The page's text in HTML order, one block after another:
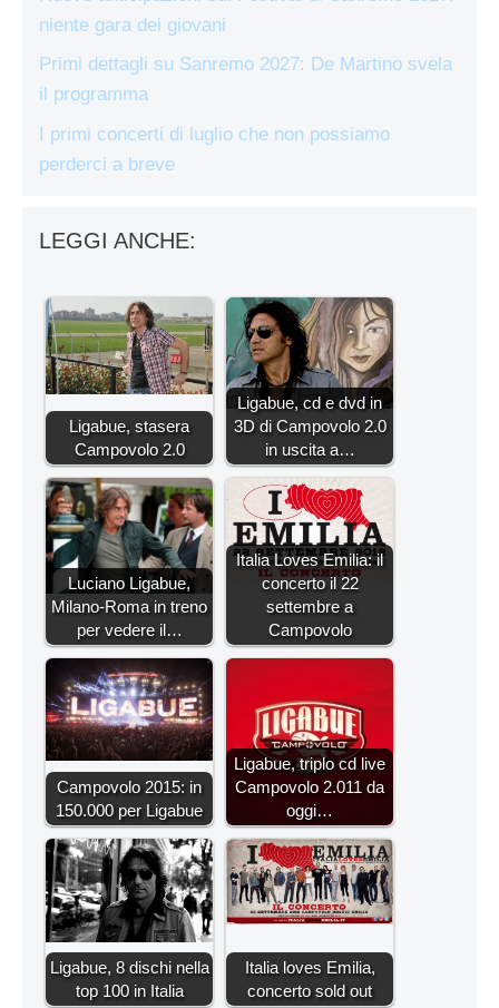
niente gara dei giovani
Primi dettagli su Sanremo 2027: De Martino svela
il programma
I primi concerti di luglio che non possiamo
perderci a breve
LEGGI ANCHE:
Ligabue, stasera
Campovolo 2.0
Ligabue, cd e dvd in
3D di Campovolo 2.0
in uscita a…
Luciano Ligabue,
Milano-Roma in treno
per vedere il…
Italia Loves Emilia: il
concerto il 22
settembre a
Campovolo
Campovolo 2015: in
150.000 per Ligabue
Ligabue, triplo cd live
Campovolo 2.011 da
oggi…
Ligabue, 8 dischi nella
top 100 in Italia
Italia loves Emilia,
concerto sold out